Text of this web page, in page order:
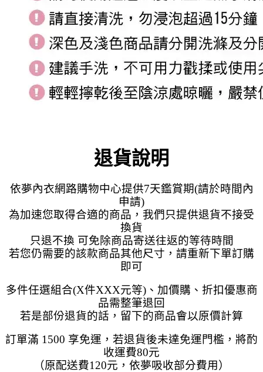
退貨說明
依夢內衣網路購物中心提供7天鑑賞期(請於時間內
申請)
為加速您取得合適的商品，我們只提供退貨不接受
換貨
只退不換 可免除商品寄送往返的等待時間
若您仍需要的該款商品其他尺寸，請重新下單訂購
即可
多件任選組合(X件XXX元等)、加價購、折扣優惠商
品需整筆退回
若是部份退貨的話，留下的商品會以原價計算
訂單滿 1500 享免運，若退貨後未達免運門檻，將酌
收運費80元
（原配送費120元，依夢吸收部分費用）